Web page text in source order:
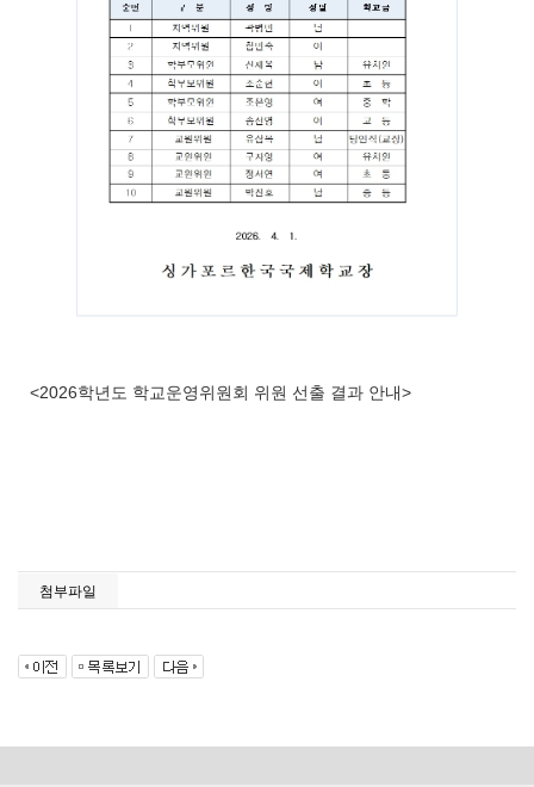
<2026학년도 학교운영위원회 위원 선출 결과 안내>
첨부파일